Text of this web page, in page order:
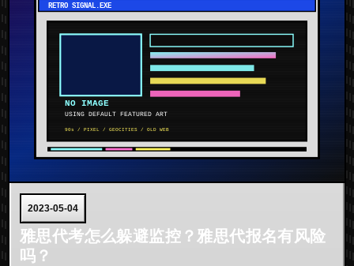
2023-05-04
雅思代考怎么躲避监控？雅思代报名有风险
吗？